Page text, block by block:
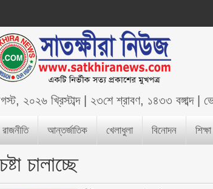
২০২৬ খ্রিস্টাব্দ| ২৩শে শ্রাবণ, ১৪৩৩ বঙ্গাব্দ|
রাজনীতি আন্তর্জাতিক খেলাধুলা বিনোদন শিক্ষা
চালাচ্ছে